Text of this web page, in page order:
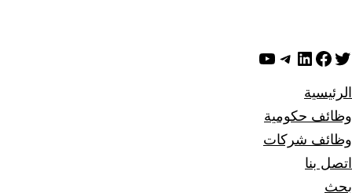
تويترفيسبوك
لينكد إن تيليجرام
يوتيوب
الرئيسية
وظائف حكومية
وظائف شركات
اتصل بنا
بحث